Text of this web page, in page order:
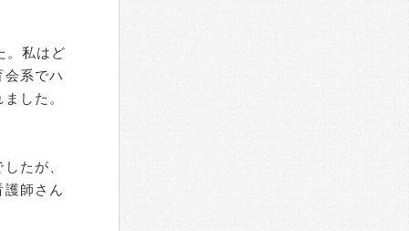
。私はど
系でハ
した。
たが、
師さん